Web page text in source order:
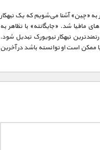
به «چین» آشنا می‌شویم که یک تبهکار
مافیا شد. «جایگانته» با تظاهر به
تبهکار نیویورک تبدیل شود.
ممکن است او توانسته باشد در آخرین